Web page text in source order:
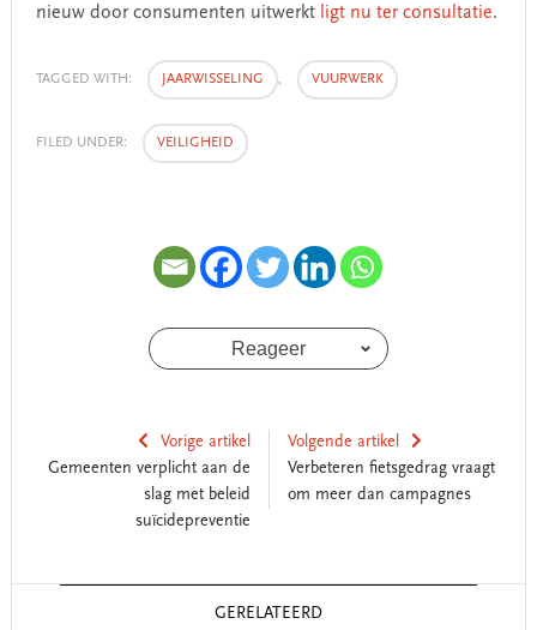
nieuw door consumenten uitwerkt ligt nu ter consultatie.
TAGGED WITH: JAARWISSELING , VUURWERK
FILED UNDER: VEILIGHEID
Reageer
Vorige artikel
Gemeenten verplicht aan de
slag met beleid
suïcidepreventie
Volgende artikel
Verbeteren fietsgedrag vraagt
om meer dan campagnes
GERELATEERD